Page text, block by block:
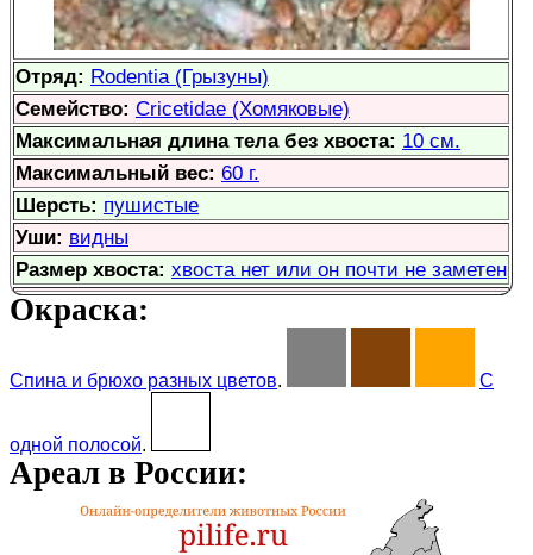
Отряд: Rodentia (Грызуны)
Семейство: Cricetidae (Хомяковые)
Максимальная длина тела без хвоста: 10 см.
Максимальный вес: 60 г.
Шерсть: пушистые
Уши: видны
Размер хвоста: хвоста нет или он почти не заметен
Окраска:
Спина и брюхо разных цветов. С
одной полосой.
Ареал в России: